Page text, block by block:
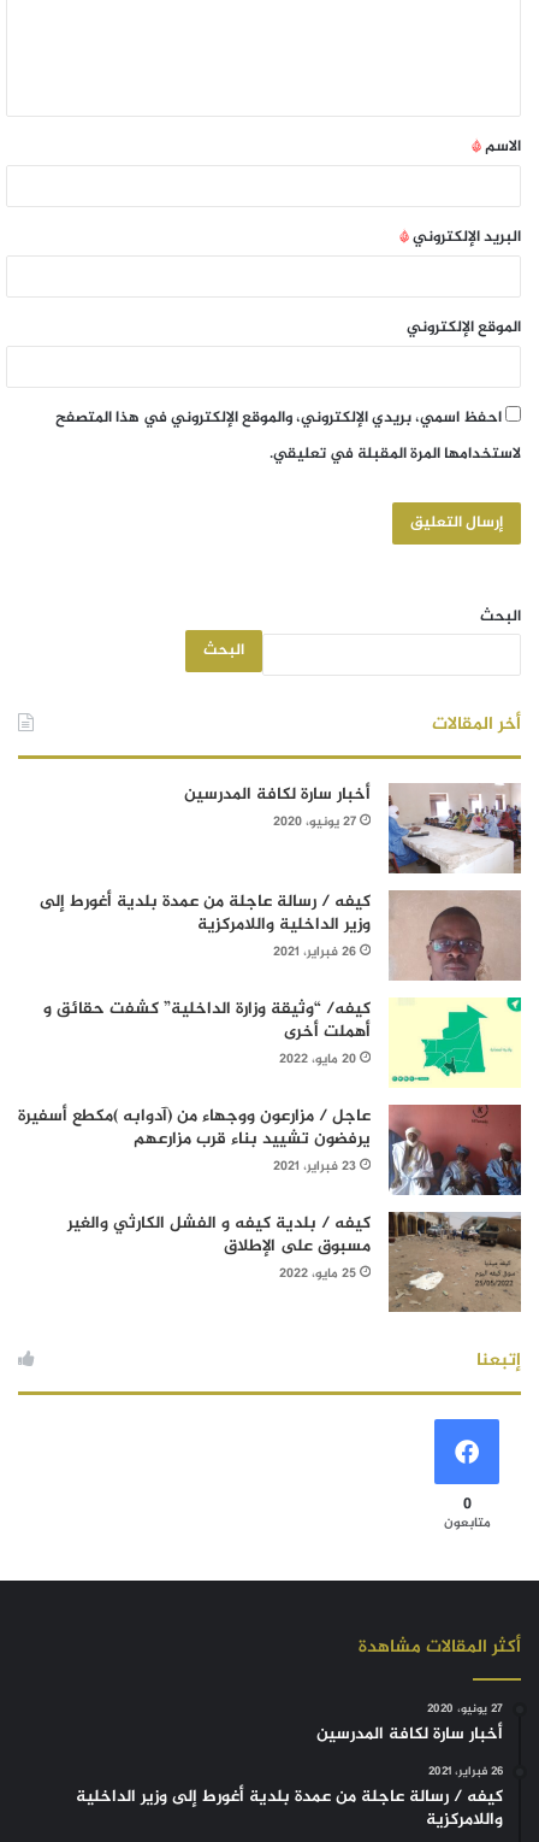
الاسم*
البريد الإلكتروني*
الموقع الإلكتروني
احفظ اسمي، بريدي الإلكتروني، والموقع الإلكتروني في هذا المتصفح
لاستخدامها المرة المقبلة في تعليقي.
البحث
البحث
أخر المقالات
أخبار سارة لكافة المدرسين
27 يونيو، 2020
كيفه / رسالة عاجلة من عمدة بلدية أغورط إلى
وزير الداخلية واللامركزية
26 فبراير، 2021
كيفه/ “وثيقة وزارة الداخلية” كشفت حقائق و
أهملت أخرى
20 مايو، 2022
عاجل / مزارعون ووجهاء من (آدوابه )مكطع أسفيرة
يرفضون تشييد بناء قرب مزارعهم
23 فبراير، 2021
كيفه / بلدية كيفه و الفشل الكارثي والغير
مسبوق على الإطلاق
25 مايو، 2022
إتبعنا
0
متابعون
أكثر المقالات مشاهدة
27 يونيو، 2020
أخبار سارة لكافة المدرسين
26 فبراير، 2021
كيفه / رسالة عاجلة من عمدة بلدية أغورط إلى وزير الداخلية
واللامركزية